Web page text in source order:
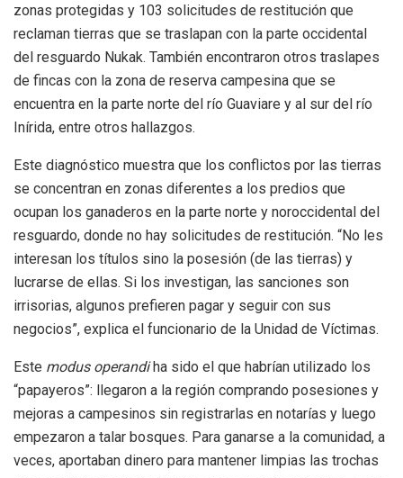
zonas protegidas y 103 solicitudes de restitución que
reclaman tierras que se traslapan con la parte occidental
del resguardo Nukak. También encontraron otros traslapes
de fincas con la zona de reserva campesina que se
encuentra en la parte norte del río Guaviare y al sur del río
Inírida, entre otros hallazgos.
Este diagnóstico muestra que los conflictos por las tierras
se concentran en zonas diferentes a los predios que
ocupan los ganaderos en la parte norte y noroccidental del
resguardo, donde no hay solicitudes de restitución. “No les
interesan los títulos sino la posesión (de las tierras) y
lucrarse de ellas. Si los investigan, las sanciones son
irrisorias, algunos prefieren pagar y seguir con sus
negocios”, explica el funcionario de la Unidad de Víctimas.
Este modus operandiha sido el que habrían utilizado los
“papayeros”: llegaron a la región comprando posesiones y
mejoras a campesinos sin registrarlas en notarías y luego
empezaron a talar bosques. Para ganarse a la comunidad, a
veces, aportaban dinero para mantener limpias las trochas